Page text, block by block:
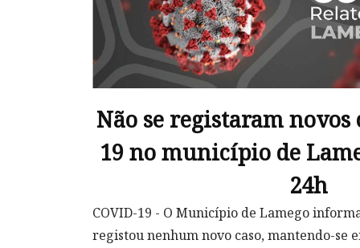
Não se registaram novos
19 no município de
24h
COVID-19 - O Município de Lamego
registou nenhum novo caso, mantendo-se